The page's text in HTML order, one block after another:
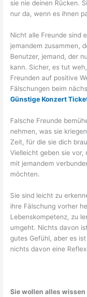
sie nie deinen Rücken.
nur da, wenn es ihnen
Nicht alle Freunde sind
jemandem zusammen,
Benutzer, jemand, der
kann. Sicher, es tut
Freunden auf positive
Fälschungen beim
Günstige Konzert
Falsche Freunde
nehmen, was sie
Zeit, für die sie dich
Vielleicht geben sie vor,
mit jemandem
möchten.
Sie sind leicht zu
ihre Fälschung vorher
Lebenskompetenz, zu
umgeht. Nichts davon
gutes Gefühl, aber es
nichts davon eine
Sie wollen alles wissen